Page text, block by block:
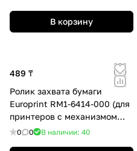
В корзину
489 ₸
Ролик захвата бумаги
Europrint RM1-6414-000 (для
принтеров с механизмом
подачи типа P2035)
0 0 В наличии: 40